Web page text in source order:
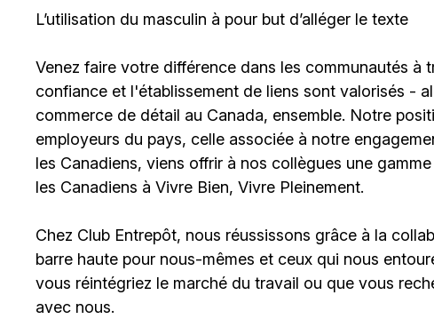
L’utilisation du masculin à pour but d’alléger le texte
Venez faire votre différence dans les communautés à
confiance et l'établissement de liens sont valorisés -
commerce de détail au Canada, ensemble. Notre
employeurs du pays, celle associée à notre
les Canadiens, viens offrir à nos collègues une
les Canadiens à Vivre Bien, Vivre Pleinement.
Chez Club Entrepôt, nous réussissons grâce à la
barre haute pour nous-mêmes et ceux qui nous
vous réintégriez le marché du travail ou que vous
avec nous.